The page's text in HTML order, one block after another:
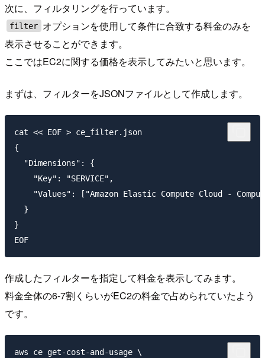
次に、フィルタリングを行っています。
filter オプションを使用して条件に合致する料金のみを
表示させることができます。
ここではEC2に関する価格を表示してみたいと思います。
まずは、フィルターをJSONファイルとして作成します。
cat << EOF > ce_filter.json
{
  "Dimensions": {
    "Key": "SERVICE",
"Values": ["Amazon Elastic Compute Cloud -
  }
}
作成したフィルターを指定して料金を表示してみます。
料金全体の6-7割くらいがEC2の料金で占められていたよう
です。
aws ce get-cost-and-usage \